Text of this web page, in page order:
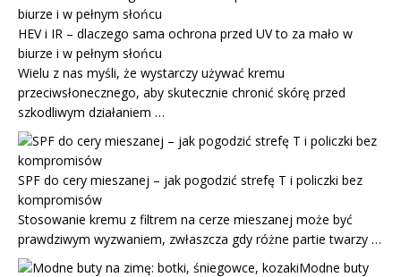
HEV i IR – dlaczego sama ochrona przed UV to za mało w
biurze i w pełnym słońcu
Wielu z nas myśli, że wystarczy używać kremu
przeciwsłonecznego, aby skutecznie chronić skórę przed
szkodliwym działaniem …
SPF do cery mieszanej – jak pogodzić strefę T i policzki bez
kompromisów
Stosowanie kremu z filtrem na cerze mieszanej może być
prawdziwym wyzwaniem, zwłaszcza gdy różne partie twarzy …
Modne buty